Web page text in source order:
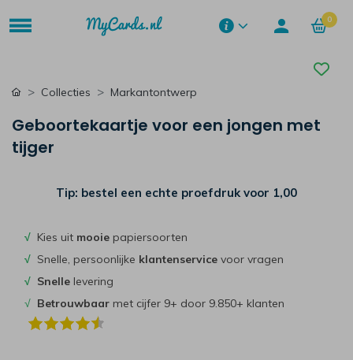
0
Collecties Markantontwerp
Geboortekaartje voor een jongen met
tijger
Tip: bestel een echte proefdruk voor 1,00
√ Kies uit mooie papiersoorten
√ Snelle, persoonlijke klantenservice voor vragen
√ Snelle levering
√ Betrouwbaar met cijfer 9+ door 9.850+ klanten